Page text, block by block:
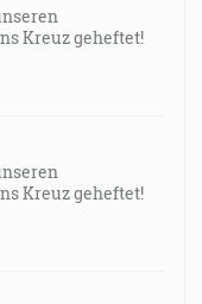
Kreuz geheftet!
Kreuz geheftet!